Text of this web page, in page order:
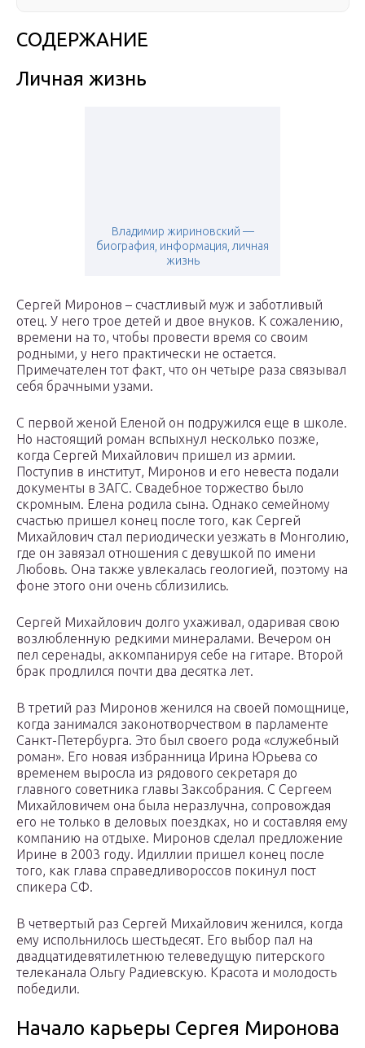
СОДЕРЖАНИЕ
Личная жизнь
Владимир жириновский —
биография, информация, личная
жизнь
Сергей Миронов – счастливый муж и заботливый
отец. У него трое детей и двое внуков. К сожалению,
времени на то, чтобы провести время со своим
родными, у него практически не остается.
Примечателен тот факт, что он четыре раза связывал
себя брачными узами.
С первой женой Еленой он подружился еще в школе.
Но настоящий роман вспыхнул несколько позже,
когда Сергей Михайлович пришел из армии.
Поступив в институт, Миронов и его невеста подали
документы в ЗАГС. Свадебное торжество было
скромным. Елена родила сына. Однако семейному
счастью пришел конец после того, как Сергей
Михайлович стал периодически уезжать в Монголию,
где он завязал отношения с девушкой по имени
Любовь. Она также увлекалась геологией, поэтому на
фоне этого они очень сблизились.
Сергей Михайлович долго ухаживал, одаривая свою
возлюбленную редкими минералами. Вечером он
пел серенады, аккомпанируя себе на гитаре. Второй
брак продлился почти два десятка лет.
В третий раз Миронов женился на своей помощнице,
когда занимался законотворчеством в парламенте
Санкт-Петербурга. Это был своего рода «служебный
роман». Его новая избранница Ирина Юрьева со
временем выросла из рядового секретаря до
главного советника главы Заксобрания. С Сергеем
Михайловичем она была неразлучна, сопровождая
его не только в деловых поездках, но и составляя ему
компанию на отдыхе. Миронов сделал предложение
Ирине в 2003 году. Идиллии пришел конец после
того, как глава справедливороссов покинул пост
спикера СФ.
В четвертый раз Сергей Михайлович женился, когда
ему испольнилось шестьдесят. Его выбор пал на
двадцатидевятилетнюю телеведущую питерского
телеканала Ольгу Радиевскую. Красота и молодость
победили.
Начало карьеры Сергея Миронова